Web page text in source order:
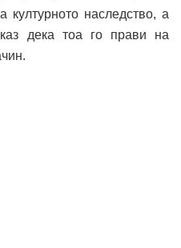
културното наследство, а
дека тоа го прави на